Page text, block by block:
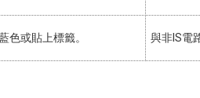
色或貼上標籤。 與非IS電